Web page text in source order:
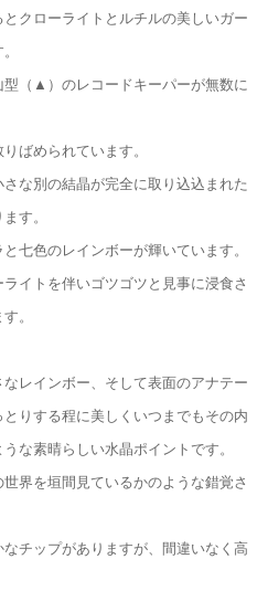
クローライトとルチルの美しいガー
（▲）のレコードキーパーが無数に
ばめられています。
な別の結晶が完全に取り込込まれた
す。
七色のレインボーが輝いています。
イトを伴いゴツゴツと見事に浸食さ
。
レインボー、そして表面のアナテー
りする程に美しくいつまでもその内
な素晴らしい水晶ポイントです。
界を垣間見ているかのような錯覚さ
チップがありますが、間違いなく高